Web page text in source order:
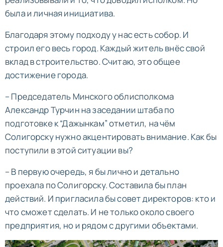
была и личная инициатива.
Благодаря этому подходу у нас есть собор. И
строил его весь город. Каждый житель внёс свой
вклад в строительство. Считаю, это общее
достижение города.
– Председатель Минского облисполкома
Александр Турчин на заседании штаба по
подготовке к “Дажынкам” отметил, на чём
Солигорску нужно акцентировать внимание. Как бы
поступили в этой ситуации вы?
– В первую очередь, я бы лично и детально
проехала по Солигорску. Составила бы план
действий. И пригласила бы совет директоров: кто и
что сможет сделать. И не только около своего
предприятия, но и рядом с другими объектами.